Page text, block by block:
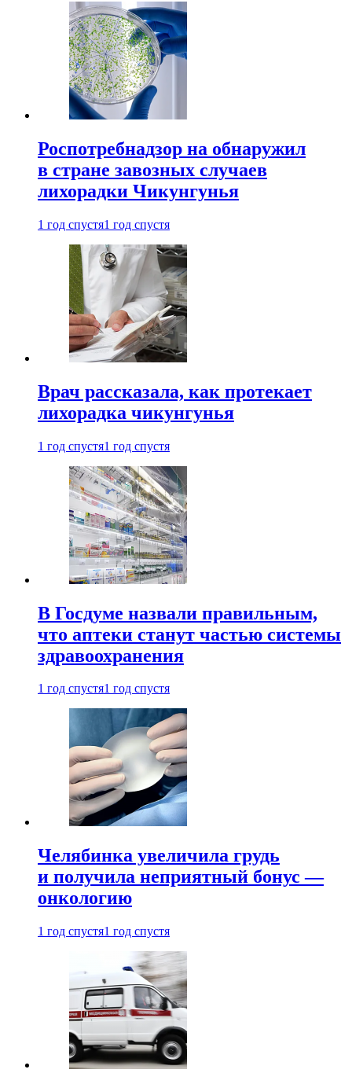
Роспотребнадзор на обнаружил
в стране завозных случаев
лихорадки Чикунгунья
1 год спустя1 год спустя
Врач рассказала, как протекает
лихорадка чикунгунья
1 год спустя1 год спустя
В Госдуме назвали правильным,
что аптеки станут частью системы
здравоохранения
1 год спустя1 год спустя
Челябинка увеличила грудь
и получила неприятный бонус —
онкологию
1 год спустя1 год спустя